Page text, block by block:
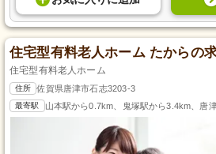
住宅型有料老人ホーム たからの
住宅型有料老人ホーム
住所 佐賀県唐津市石志3203-3
最寄駅 山本駅から0.7km、鬼塚駅から3.4km、唐